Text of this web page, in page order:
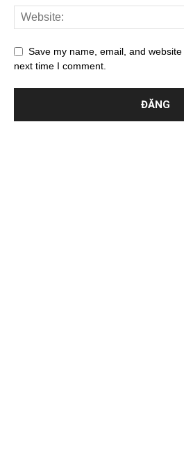
Save my name, email, and
next time I comment.